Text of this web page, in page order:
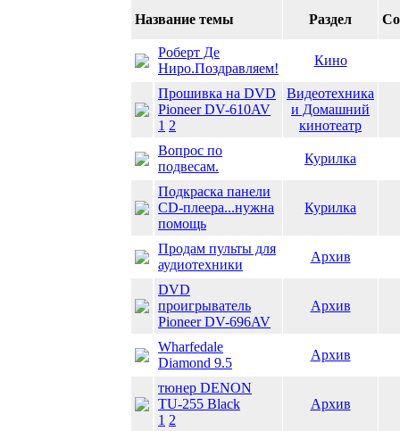
Название темы Раздел
Роберт Де
Ниро.Поздравляем!
Кино
Прошивка на DVD
Pioneer DV-610AV
1 2
Видеотехника
и Домашний
кинотеатр
Вопрос по
подвесам.
Курилка
Подкраска панели
CD-плеера...нужна
помощь
Курилка
Продам пульты для
аудиотехники
Архив
DVD
проигрыватель
Pioneer DV-696AV
Архив
Wharfedale
Diamond 9.5
Архив
тюнер DENON
TU-255 Black
1 2
Архив